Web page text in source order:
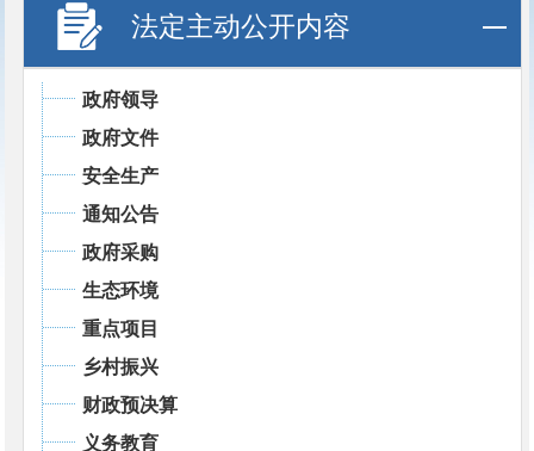
法定主动公开内容
政府领导
政府文件
安全生产
通知公告
政府采购
生态环境
重点项目
乡村振兴
财政预决算
义务教育